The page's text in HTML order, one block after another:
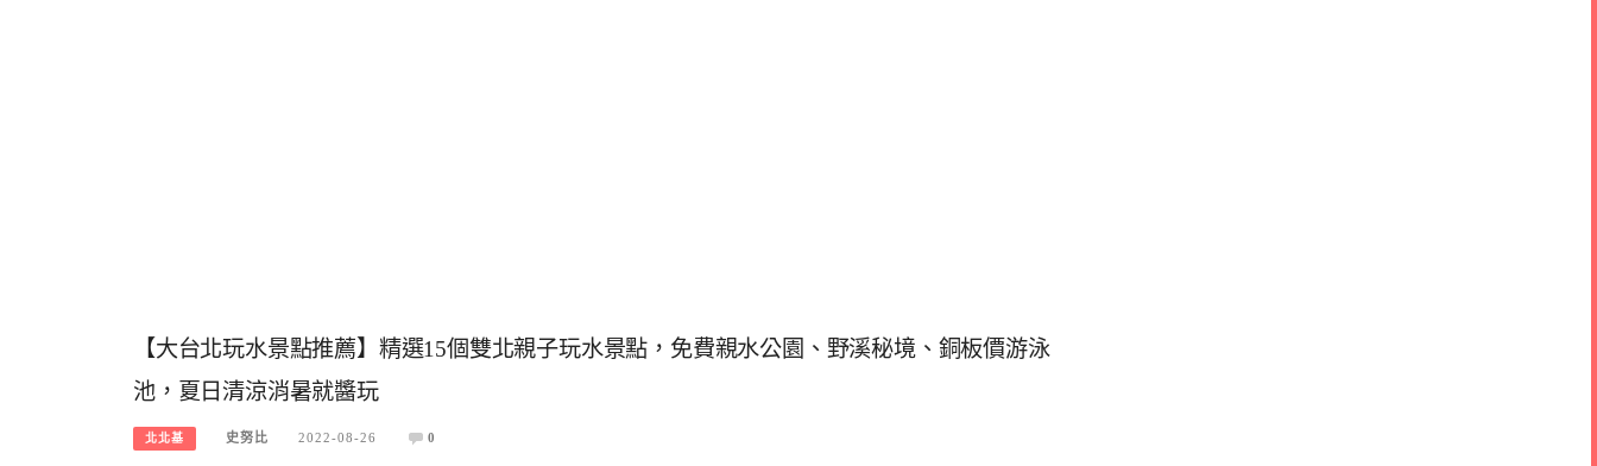
【大台北玩水景點推薦】精選15個雙北親子玩水景點，免費親水公園、野溪秘境、銅板價游泳
池，夏日清涼消暑就醬玩
北北基 史努比 2022-08-26 0